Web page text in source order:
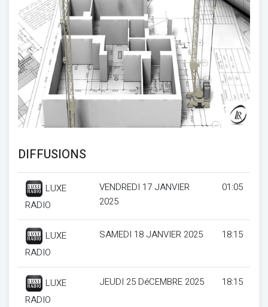
DIFFUSIONS
LUXE
RADIO
VENDREDI 17 JANVIER
2025
01:05
LUXE
RADIO
SAMEDI 18 JANVIER 2025 18:15
LUXE
RADIO
JEUDI 25 DéCEMBRE 2025 18:15